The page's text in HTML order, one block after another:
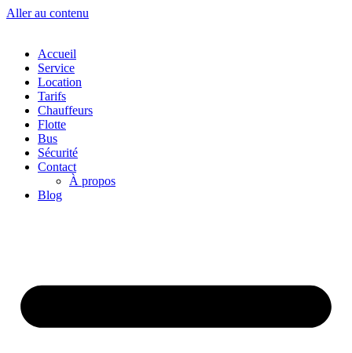
Aller au contenu
Accueil
Service
Location
Tarifs
Chauffeurs
Flotte
Bus
Sécurité
Contact
À propos
Blog